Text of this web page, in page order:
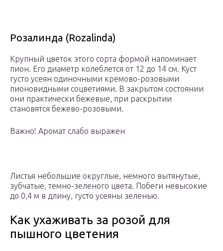
Розалинда (Rozalinda)
Крупный цветок этого сорта формой напоминает
пион. Его диаметр колеблется от 12 до 14 см. Куст
густо усеян одиночными кремово-розовыми
пионовидными соцветиями. В закрытом состоянии
они практически бежевые, при раскрытии
становятся бежево-розовыми.
Важно! Аромат слабо выражен
Листья небольшие округлые, немного вытянутые,
зубчатые, темно-зеленого цвета. Побеги невысокие
до 0,4 м в длину, густо усеяны зеленью.
Как ухаживать за розой для
пышного цветения